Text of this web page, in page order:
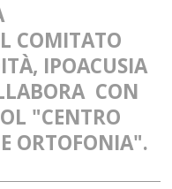
COMITATO
IPOACUSIA
CON
"CENTRO
ORTOFONIA".